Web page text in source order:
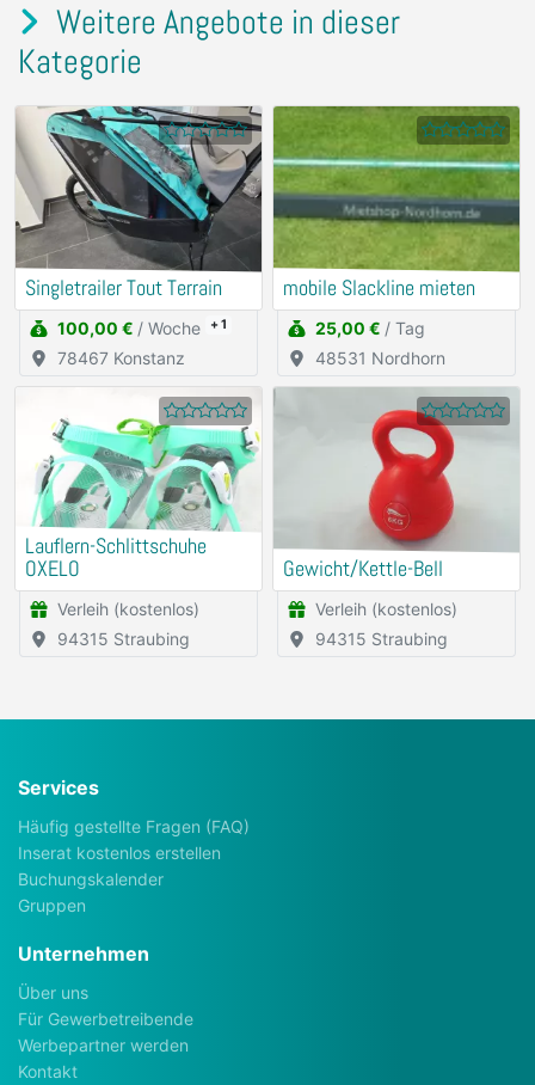
Weitere Angebote in dieser
Kategorie
Singletrailer Tout Terrain
100,00 € / Woche + 1
78467 Konstanz
mobile Slackline mieten
25,00 € / Tag
48531 Nordhorn
Lauflern-Schlittschuhe
OXELO
Verleih (kostenlos)
94315 Straubing
Gewicht/Kettle-Bell
Verleih (kostenlos)
94315 Straubing
Services
Häufig gestellte Fragen (FAQ)
Inserat kostenlos erstellen
Buchungskalender
Gruppen
Unternehmen
Über uns
Für Gewerbetreibende
Werbepartner werden
Kontakt